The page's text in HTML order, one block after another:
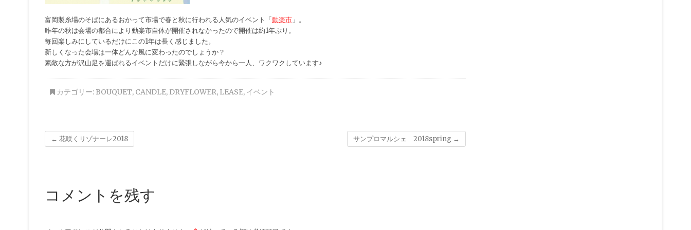
富岡製糸場のそばにあるおかって市場で春と秋に行われる人気のイベント「動楽市 」。
昨年の秋は会場の都合により動楽市自体が開催されなかったので開催は約1年ぶり。
毎回楽しみにしているだけにこの1年は長く感じました。
新しくなった会場は一体どんな風に変わったのでしょうか？
素敵な方が沢山足を運ばれるイベントだけに緊張しながら今から一人、ワクワクしています♪
カテゴリー: BOUQUET, CANDLE, DRYFLOWER, LEASE, イベント
← 花咲くリゾナーレ2018 サンプロマルシェ 2018spring →
コメントを残す